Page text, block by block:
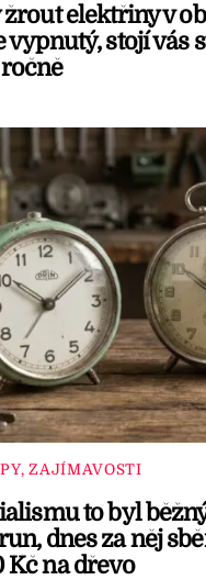
elektřiny v
vypnutý, stojí vás
ZAJÍMAVOSTI
to byl
dnes za něj
Kč na dřevo